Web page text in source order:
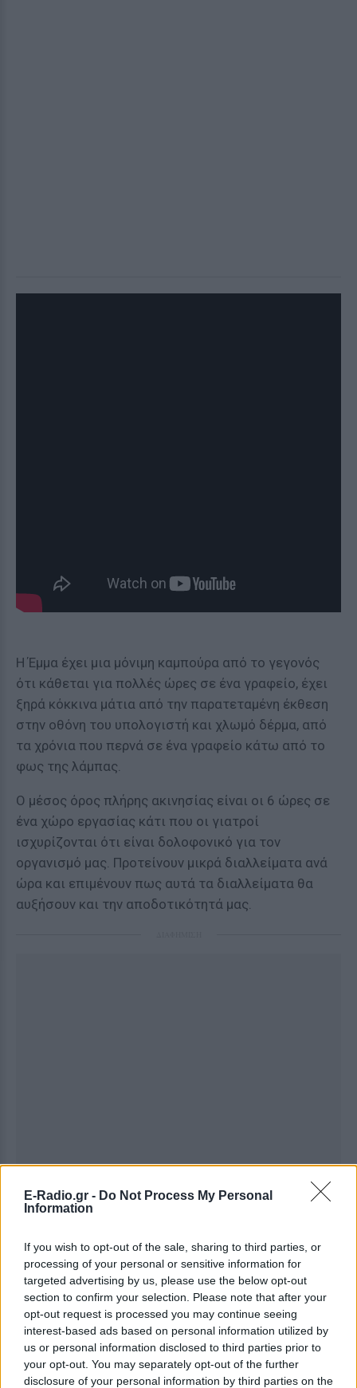
E-Radio.gr - Do Not Process My Personal
Information
If you wish to opt-out of the sale, sharing to third parties, or
processing of your personal or sensitive information for
targeted advertising by us, please use the below opt-out
section to confirm your selection. Please note that after your
opt-out request is processed you may continue seeing
interest-based ads based on personal information utilized by
us or personal information disclosed to third parties prior to
your opt-out. You may separately opt-out of the further
disclosure of your personal information by third parties on the
Η Έμμα έχει μια μόνιμη καμπούρα από το γεγονός
ότι κάθεται για πολλές ώρες σε ένα γραφείο, έχει
ξηρά κόκκινα μάτια από την παρατεταμένη έκθεση
στην οθόνη του υπολογιστή και χλωμό δέρμα, από
τα χρόνια που περνά σε ένα γραφείο κάτω από το
φως της λάμπας.
Ο μέσος όρος πλήρης ακινησίας είναι οι 6 ώρες σε
ένα χώρο εργασίας κάτι που οι γιατροί
ισχυρίζονται ότι είναι δολοφονικό για τον
οργανισμό μας. Προτείνουν μικρά διαλλείματα ανά
ώρα και επιμένουν πως αυτά τα διαλλείματα θα
αυξήσουν και την αποδοτικότητά μας.
Ακολουθήστε το E-Radio.gr στοGoogle News
και μάθετε πρώτοιτα πιο hot νέα.
Εσύ μπήκες στο E-Daily.gr; Τα νέα της ημέρας
και ότι σου κάνει κλικ!